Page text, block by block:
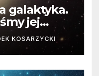
galaktyka.
jej
KOSARZYCKI